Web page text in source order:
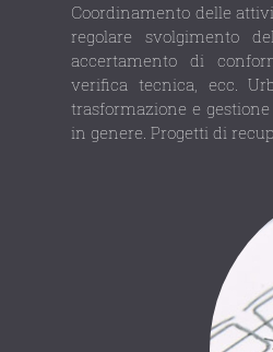
Coordinamento delle
regolare svolgimento
accertamento di
verifica tecnica, ecc.
trasformazione e
in genere. Progetti di